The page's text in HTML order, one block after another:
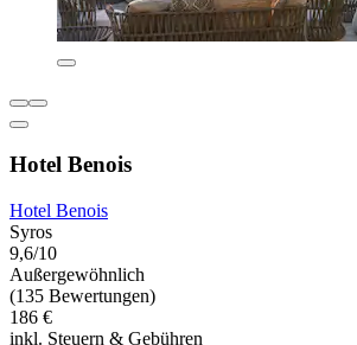
Hotel Benois
Hotel Benois
Syros
9,6/10
Außergewöhnlich
(135 Bewertungen)
186 €
inkl. Steuern & Gebühren